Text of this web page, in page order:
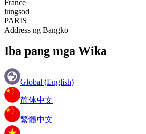
France
lungsod
PARIS
Address ng Bangko
Iba pang mga Wika
Global (English)
简体中文
繁體中文